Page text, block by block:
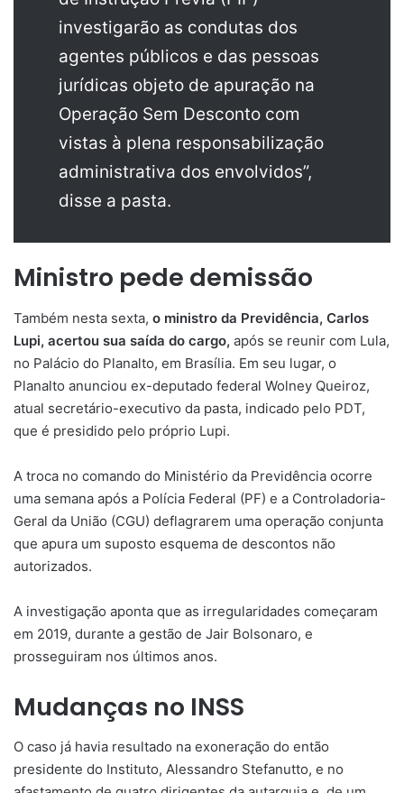
investigarão as condutas dos
agentes públicos e das pessoas
jurídicas objeto de apuração na
Operação Sem Desconto com
vistas à plena responsabilização
administrativa dos envolvidos”,
disse a pasta.
Ministro pede demissão
Também nesta sexta, o ministro da Previdência, Carlos
Lupi, acertou sua saída do cargo, após se reunir com Lula,
no Palácio do Planalto, em Brasília. Em seu lugar, o
Planalto anunciou ex-deputado federal Wolney Queiroz,
atual secretário-executivo da pasta, indicado pelo PDT,
que é presidido pelo próprio Lupi.
A troca no comando do Ministério da Previdência ocorre
uma semana após a Polícia Federal (PF) e a Controladoria-
Geral da União (CGU) deflagrarem uma operação conjunta
que apura um suposto esquema de descontos não
autorizados.
A investigação aponta que as irregularidades começaram
em 2019, durante a gestão de Jair Bolsonaro, e
prosseguiram nos últimos anos.
Mudanças no INSS
O caso já havia resultado na exoneração do então
presidente do Instituto, Alessandro Stefanutto, e no